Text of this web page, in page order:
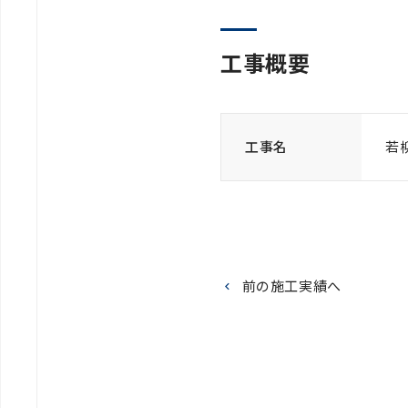
工事概要
工事名 若
前の施工実績へ